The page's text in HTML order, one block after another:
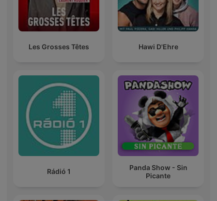
Les Grosses Têtes Hawi D'Ehre
Rádió 1
Panda Show - Sin
Picante